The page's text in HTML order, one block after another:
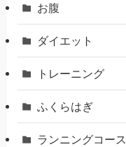
お腹
ダイエット
トレーニング
ふくらはぎ
ランニングコース